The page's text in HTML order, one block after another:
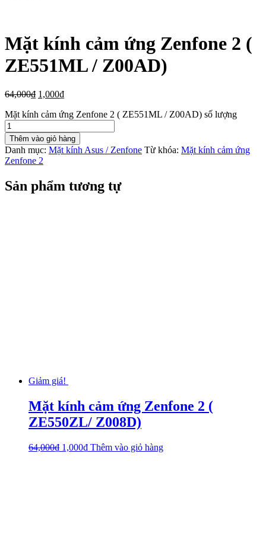
Mặt kính cảm ứng Zenfone 2 (
ZE551ML / Z00AD)
64,000₫ 1,000₫
Mặt kính cảm ứng Zenfone 2 ( ZE551ML / Z00AD) số lượng
Thêm vào giỏ hàng
Danh mục: Mặt kính Asus / Zenfone Từ khóa: Mặt kính cảm ứng
Zenfone 2
Sản phẩm tương tự
Giảm giá!
Mặt kính cảm ứng Zenfone 2 (
ZE550ZL/ Z008D)
64,000₫ 1,000₫ Thêm vào giỏ hàng